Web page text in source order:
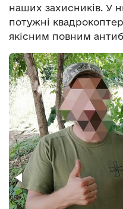
наших захисників. У
потужні
якісним повним